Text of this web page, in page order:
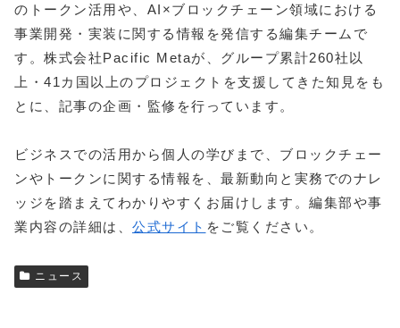
のトークン活用や、AI×ブロックチェーン領域における
事業開発・実装に関する情報を発信する編集チームで
す。株式会社Pacific Metaが、グループ累計260社以
上・41カ国以上のプロジェクトを支援してきた知見をも
とに、記事の企画・監修を行っています。
ビジネスでの活用から個人の学びまで、ブロックチェー
ンやトークンに関する情報を、最新動向と実務でのナレ
ッジを踏まえてわかりやすくお届けします。編集部や事
業内容の詳細は、 公式サイト をご覧ください。
ニュース